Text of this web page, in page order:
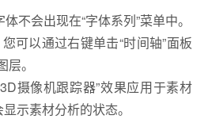
不会出现在“字体系列”菜单中。
可以通过右键单击“时间轴”面板
。
摄像机跟踪器”效果应用于素材
示素材分析的状态。